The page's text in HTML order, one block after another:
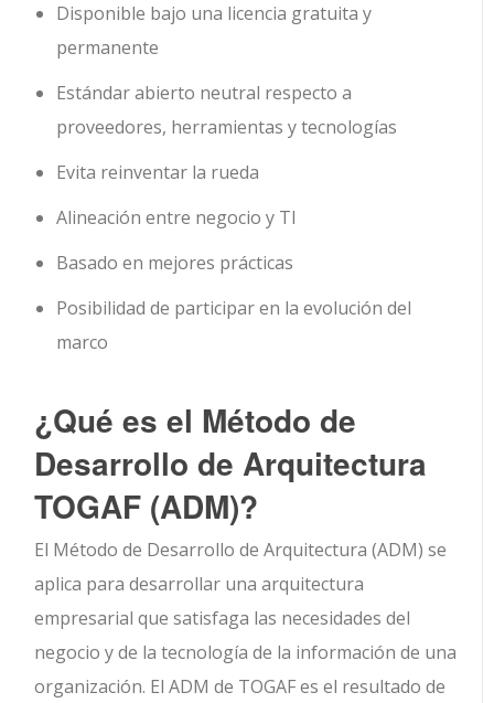
Disponible bajo una licencia gratuita y
permanente
Estándar abierto neutral respecto a
proveedores, herramientas y tecnologías
Evita reinventar la rueda
Alineación entre negocio y TI
Basado en mejores prácticas
Posibilidad de participar en la evolución del
marco
¿Qué es el Método de
Desarrollo de Arquitectura
TOGAF (ADM)?
El Método de Desarrollo de Arquitectura (ADM) se
aplica para desarrollar una arquitectura
empresarial que satisfaga las necesidades del
negocio y de la tecnología de la información de una
organización. El ADM de TOGAF es el resultado de